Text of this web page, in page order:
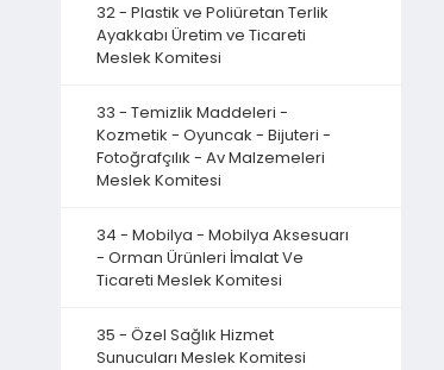
32 - Plastik ve Poliüretan Terlik
Ayakkabı Üretim ve Ticareti
Meslek Komitesi
33 - Temizlik Maddeleri -
Kozmetik - Oyuncak - Bijuteri -
Fotoğrafçılık - Av Malzemeleri
Meslek Komitesi
34 - Mobilya - Mobilya Aksesuarı
- Orman Ürünleri İmalat Ve
Ticareti Meslek Komitesi
35 - Özel Sağlık Hizmet
Sunucuları Meslek Komitesi